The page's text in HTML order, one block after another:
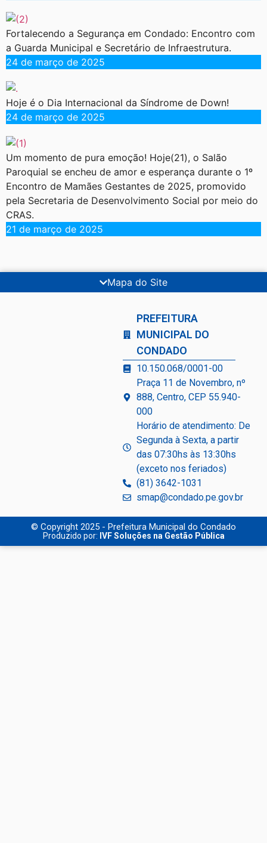
Fortalecendo a Segurança em Condado: Encontro com
a Guarda Municipal e Secretário de Infraestrutura.
24 de março de 2025
Hoje é o Dia Internacional da Síndrome de Down!
24 de março de 2025
Um momento de pura emoção! Hoje(21), o Salão
Paroquial se encheu de amor e esperança durante o 1º
Encontro de Mamães Gestantes de 2025, promovido
pela Secretaria de Desenvolvimento Social por meio do
CRAS.
21 de março de 2025
Mapa do Site
PREFEITURA
MUNICIPAL DO
CONDADO
10.150.068/0001-00
Praça 11 de Novembro, nº
888, Centro, CEP 55.940-
000
Horário de atendimento: De
Segunda à Sexta, a partir
das 07:30hs às 13:30hs
(exceto nos feriados)
(81) 3642-1031
smap@condado.pe.gov.br
© Copyright 2025 - Prefeitura Municipal do Condado
Produzido por: IVF Soluções na Gestão Pública